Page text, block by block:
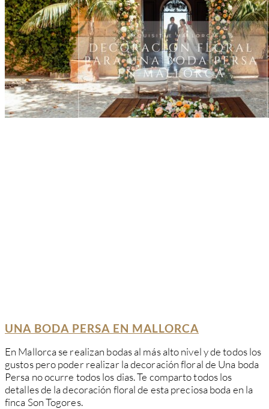
UNA BODA PERSA EN MALLORCA
En Mallorca se realizan bodas al más alto nivel y de todos los
gustos pero poder realizar la decoración floral de Una boda
Persa no ocurre todos los dias. Te comparto todos los
detalles de la decoración floral de esta preciosa boda en la
finca Son Togores.